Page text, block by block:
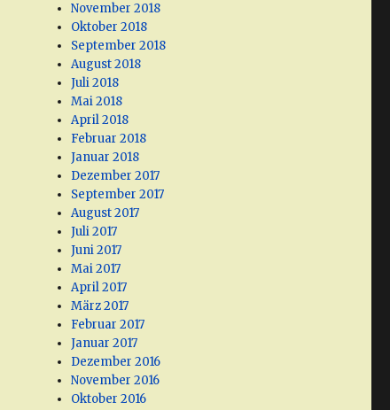
November 2018
Oktober 2018
September 2018
August 2018
Juli 2018
Mai 2018
April 2018
Februar 2018
Januar 2018
Dezember 2017
September 2017
August 2017
Juli 2017
Juni 2017
Mai 2017
April 2017
März 2017
Februar 2017
Januar 2017
Dezember 2016
November 2016
Oktober 2016